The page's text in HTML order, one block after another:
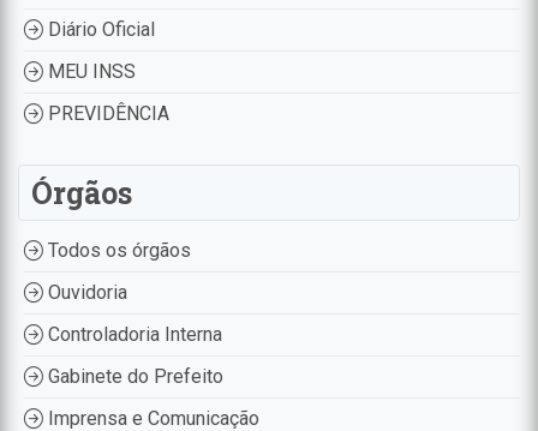
Diário Oficial
MEU INSS
PREVIDÊNCIA
Órgãos
Todos os órgãos
Ouvidoria
Controladoria Interna
Gabinete do Prefeito
Imprensa e Comunicação